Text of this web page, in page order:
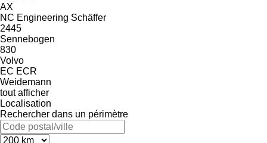
AX
NC Engineering Schäffer
2445
Sennebogen
830
Volvo
EC ECR
Weidemann
tout afficher
Localisation
Rechercher dans un périmètre